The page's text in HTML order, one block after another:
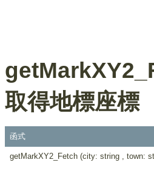
取得地標座標
函式
getMarkXY2_Fetch (city: string , town: